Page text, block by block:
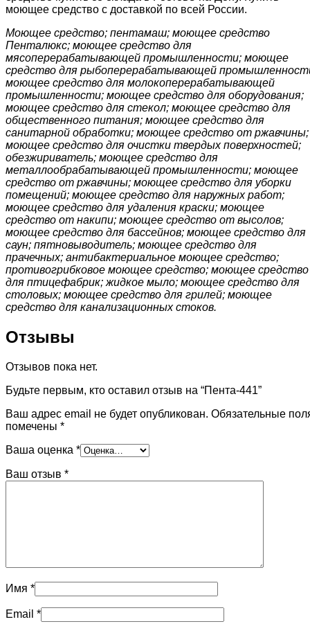
моющее средство с доставкой по всей России.
Моющее средство; пентамаш; моющее средство
Пенталюкс; моющее средство для
мясоперерабатывающей промышленности; моющее
средство для рыбоперерабатывающей
моющее средство для молокоперерабатывающей
промышленности; моющее средство для оборудования;
моющее средство для стекол; моющее средство для
общественного питания; моющее средство для
санитарной обработки; моющее средство от ржавчины;
моющее средство для очистки твердых поверхностей;
обезжириватель; моющее средство для
металлообрабатывающей промышленности; моющее
средство от ржавчины; моющее средство для уборки
помещений; моющее средство для наружных работ;
моющее средство для удаления краски; моющее
средство от накипи; моющее средство от высолов;
моющее средство для бассейнов; моющее средство для
саун; пятновыводитель; моющее средство для
прачечных; антибактериальное моющее средство;
противогрибковое моющее средство; моющее средство
для птицефабрик; жидкое мыло; моющее средство для
столовых; моющее средство для грилей; моющее
средство для канализационных стоков.
Отзывы
Отзывов пока нет.
Будьте первым, кто оставил отзыв на “Пента-441”
Ваш адрес email не будет опубликован. Обязательные
помечены *
Ваша оценка *
Ваш отзыв *
Имя *
Email *